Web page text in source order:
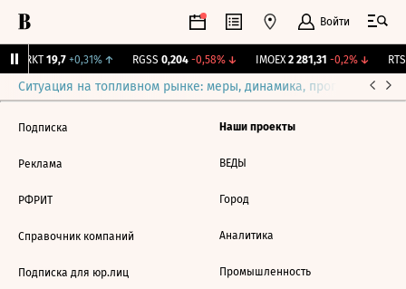
Войти
IRKT 19,7 +0,31%↑ RGSS 0,204 -0,58%↓ IMOEX 2 281,31 -0,2%↓ RTSI
Ситуация на топливном рынке: меры, динамика, прогнозы
Подписка
Реклама
РФРИТ
Справочник компаний
Подписка для юр.лиц
Наши проекты
ВЕДЫ
Город
Аналитика
Промышленность